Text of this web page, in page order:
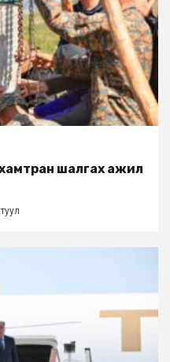
шалгах ажил